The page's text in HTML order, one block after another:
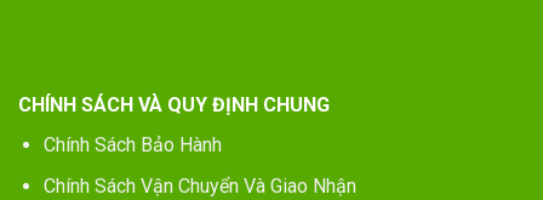
CHÍNH SÁCH VÀ QUY ĐỊNH CHUNG
Chính Sách Bảo Hành
Chính Sách Vận Chuyển Và Giao Nhận